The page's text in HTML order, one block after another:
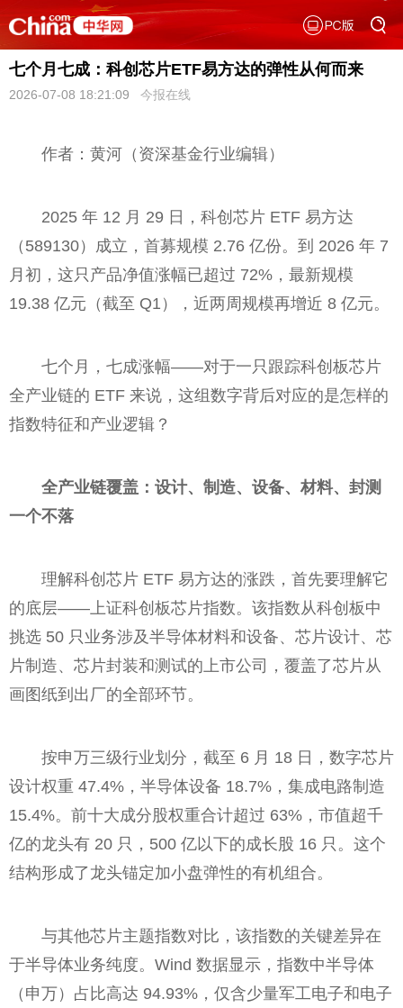
七个月七成：科创芯片ETF易方达的弹性从何而来
2026-07-08 18:21:09 今报在线
作者：黄河（资深基金行业编辑）
2025 年 12 月 29 日，科创芯片 ETF 易方达
（589130）成立，首募规模 2.76 亿份。到 2026 年 7
月初，这只产品净值涨幅已超过 72%，最新规模
19.38 亿元（截至 Q1），近两周规模再增近 8 亿元。
七个月，七成涨幅——对于一只跟踪科创板芯片
全产业链的 ETF 来说，这组数字背后对应的是怎样的
指数特征和产业逻辑？
全产业链覆盖：设计、制造、设备、材料、封测
一个不落
理解科创芯片 ETF 易方达的涨跌，首先要理解它
的底层——上证科创板芯片指数。该指数从科创板中
挑选 50 只业务涉及半导体材料和设备、芯片设计、芯
片制造、芯片封装和测试的上市公司，覆盖了芯片从
画图纸到出厂的全部环节。
按申万三级行业划分，截至 6 月 18 日，数字芯片
设计权重 47.4%，半导体设备 18.7%，集成电路制造
15.4%。前十大成分股权重合计超过 63%，市值超千
亿的龙头有 20 只，500 亿以下的成长股 16 只。这个
结构形成了龙头锚定加小盘弹性的有机组合。
与其他芯片主题指数对比，该指数的关键差异在
于半导体业务纯度。Wind 数据显示，指数中半导体
（申万）占比高达 94.93%，仅含少量军工电子和电子